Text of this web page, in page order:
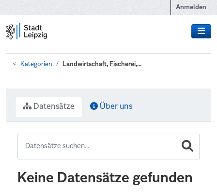
Anmelden
Kategorien Landwirtschaft, Fischerei,...
Datensätze Über uns
Keine Datensätze gefunden